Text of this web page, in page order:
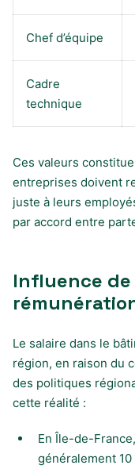
Chef d’équipe
Cadre
technique
Ces valeurs
entreprises doivent
juste à leurs
par accord entre
Influence
Le salaire dans le
région, en raison du
des politiques
cette réalité :
En Île-de-
généralement 10